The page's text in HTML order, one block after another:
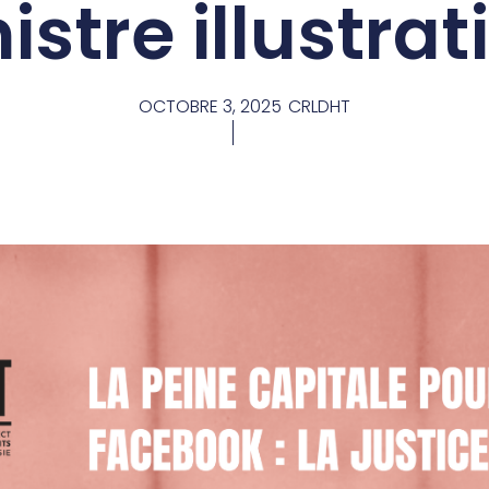
OCTOBRE 3, 2025 CRLDHT